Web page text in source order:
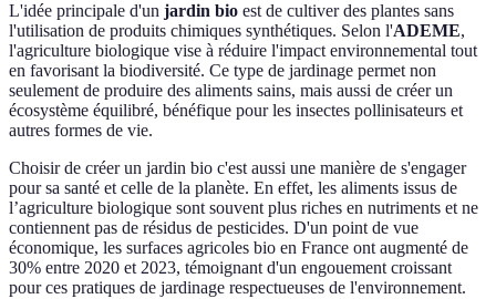
L'idée principale d'un jardin bio est de cultiver des plantes sans
l'utilisation de produits chimiques synthétiques. Selon l'ADEME,
l'agriculture biologique vise à réduire l'impact environnemental tout
en favorisant la biodiversité. Ce type de jardinage permet non
seulement de produire des aliments sains, mais aussi de créer un
écosystème équilibré, bénéfique pour les insectes pollinisateurs et
autres formes de vie.
Choisir de créer un jardin bio c'est aussi une manière de s'engager
pour sa santé et celle de la planète. En effet, les aliments issus de
l’agriculture biologique sont souvent plus riches en nutriments et ne
contiennent pas de résidus de pesticides. D'un point de vue
économique, les surfaces agricoles bio en France ont augmenté de
30% entre 2020 et 2023, témoignant d'un engouement croissant
pour ces pratiques de jardinage respectueuses de l'environnement.